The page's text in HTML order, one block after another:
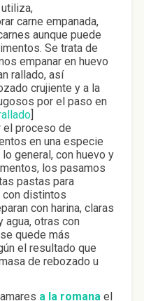
carne empanada,
aunque puede
Se trata de
empanar en huevo
rallado, así
crujiente y a la
por el paso en
]
el proceso de
en una especie
general, con huevo y
los pasamos
pastas para
con distintos
con harina, claras
agua, otras con
quede más
el resultado que
de rebozado u
a la romana el